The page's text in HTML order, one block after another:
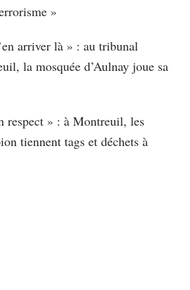
»
arriver là » : au tribunal
la mosquée d’Aulnay joue sa
respect » : à Montreuil, les
tiennent tags et déchets à